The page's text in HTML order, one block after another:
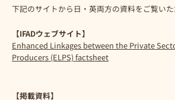
下記のサイトから日・英両方の資料をご覧いた
【IFADウェブサイト】
Enhanced Linkages between the Private
Producers (ELPS) factsheet
【掲載資料】